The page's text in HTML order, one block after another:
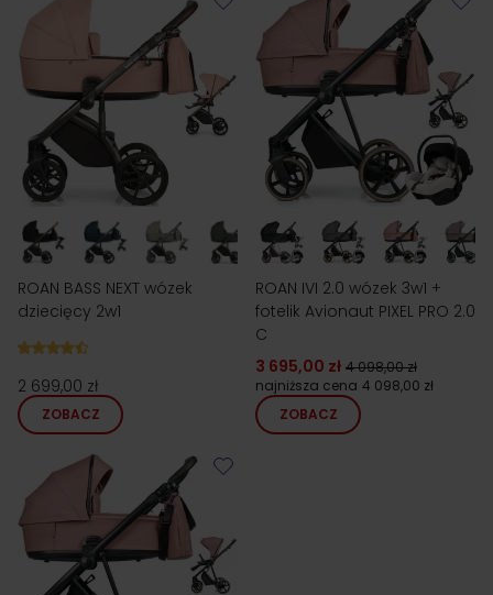
ROAN BASS NEXT wózek
dziecięcy 2w1
2 699,00 zł
ZOBACZ
ROAN IVI 2.0 wózek 3w1 +
fotelik Avionaut PIXEL PRO 2.0
C
3 695,00 zł 4 098,00 zł
najniższa cena 4 098,00 zł
ZOBACZ